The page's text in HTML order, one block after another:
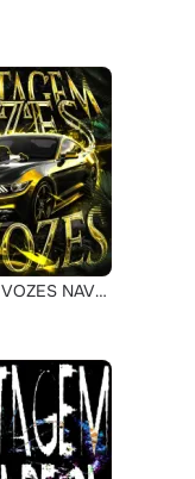
MONTAGEM VOZES NAVOZES